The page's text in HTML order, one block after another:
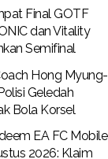
Final GOTF
dan Vitality
Semifinal
Hong Myung-
Geledah
Bola Korsel
EA FC Mobile
2026: Klaim